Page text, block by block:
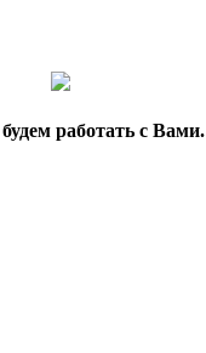
работать с Вами.